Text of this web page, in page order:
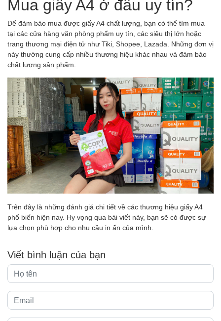
Mua giấy A4 ở đâu uy tín?
Để đảm bảo mua được giấy A4 chất lượng, bạn có thể tìm mua
tại các cửa hàng văn phòng phẩm uy tín, các siêu thị lớn hoặc
trang thương mại điện tử như Tiki, Shopee, Lazada. Những đơn vị
này thường cung cấp nhiều thương hiệu khác nhau và đảm bảo
chất lượng sản phẩm.
Trên đây là những đánh giá chi tiết về các thương hiệu giấy A4
phổ biến hiện nay. Hy vọng qua bài viết này, bạn sẽ có được sự
lựa chọn phù hợp cho nhu cầu in ấn của mình.
Viết bình luận của bạn